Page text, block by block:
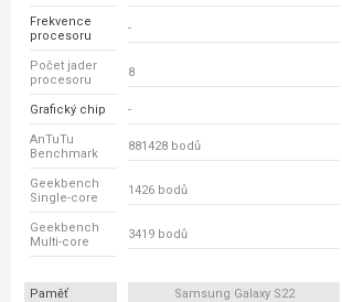
Frekvence
procesoru
-
Počet jader
procesoru
8
Grafický chip -
AnTuTu
Benchmark
881428 bodů
Geekbench
Single-core
1426 bodů
Geekbench
Multi-core
3419 bodů
Paměť Samsung Galaxy S22